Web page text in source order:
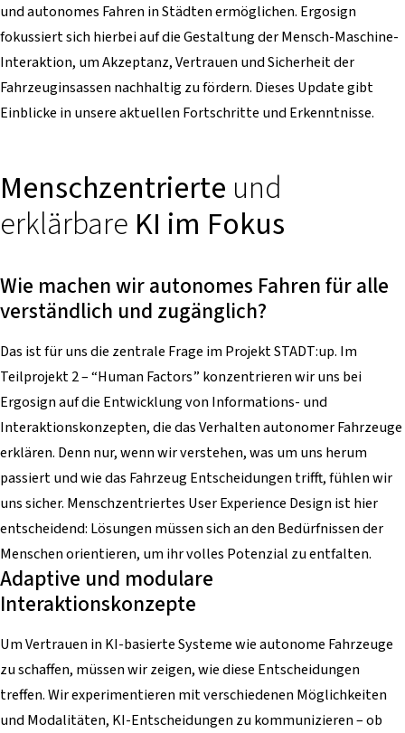
und autonomes Fahren in Städten ermöglichen. Ergosign
fokussiert sich hierbei auf die Gestaltung der Mensch-Maschine-
Interaktion, um Akzeptanz, Vertrauen und Sicherheit der
Fahrzeuginsassen nachhaltig zu fördern. Dieses Update gibt
Einblicke in unsere aktuellen Fortschritte und Erkenntnisse.
Menschzentrierte und
erklärbare KI im Fokus
Wie machen wir autonomes Fahren für alle
verständlich und zugänglich?
Das ist für uns die zentrale Frage im Projekt STADT:up. Im
Teilprojekt 2 – “Human Factors” konzentrieren wir uns bei
Ergosign auf die Entwicklung von Informations- und
Interaktionskonzepten, die das Verhalten autonomer Fahrzeuge
erklären. Denn nur, wenn wir verstehen, was um uns herum
passiert und wie das Fahrzeug Entscheidungen trifft, fühlen wir
uns sicher. Menschzentriertes User Experience Design ist hier
entscheidend: Lösungen müssen sich an den Bedürfnissen der
Menschen orientieren, um ihr volles Potenzial zu entfalten.
Adaptive und modulare
Interaktionskonzepte
Um Vertrauen in KI-basierte Systeme wie autonome Fahrzeuge
zu schaffen, müssen wir zeigen, wie diese Entscheidungen
treffen. Wir experimentieren mit verschiedenen Möglichkeiten
und Modalitäten, KI-Entscheidungen zu kommunizieren – ob